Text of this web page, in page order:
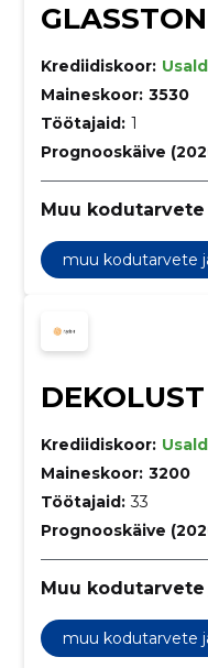
Krediidiskoor:
Maineskoor: 3530
Töötajaid: 1
Prognooskäive
Muu
muu kodutarvete
Krediidiskoor:
Maineskoor: 3200
Töötajaid: 33
Prognooskäive
Muu
muu kodutarvete